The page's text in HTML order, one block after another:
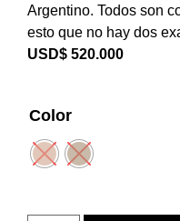
Argentino. Todos son
esto que no hay dos
USD$ 520.000
Color